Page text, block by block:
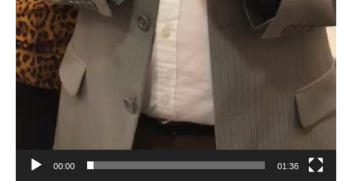
00:00 01:36